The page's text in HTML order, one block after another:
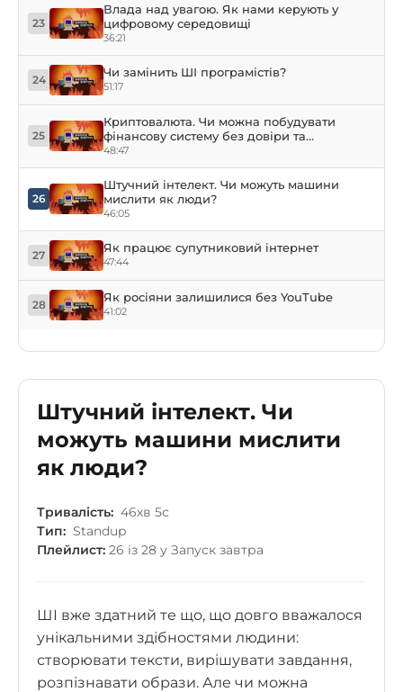
Штучний інтелект. Чи
можуть машини мислити
як люди?
Тривалість: 46хв 5с
Тип: Standup
Плейлист: 26 із 28 у Запуск завтра
ШІ вже здатний те що, що довго вважалося
унікальними здібностями людини:
створювати тексти, вирішувати завдання,
розпізнавати образи. Але чи можна
23
Влада над увагою. Як нами керують у
цифровому середовищі
36:21
24 Чи замінить ШІ програмістів?
51:17
25
Криптовалюта. Чи можна побудувати
фінансову систему без довіри та
посередників
48:47
26
Штучний інтелект. Чи можуть машини
мислити як люди?
46:05
27 Як працює супутниковий інтернет
47:44
28 Як росіяни залишилися без YouTube
41:02